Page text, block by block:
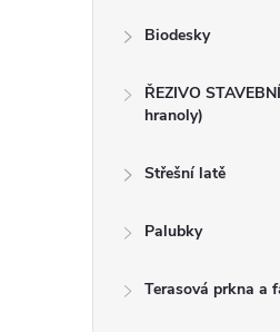
Biodesky
ŘEZIVO
hranoly)
Střešní latě
Palubky
Terasová prkna a